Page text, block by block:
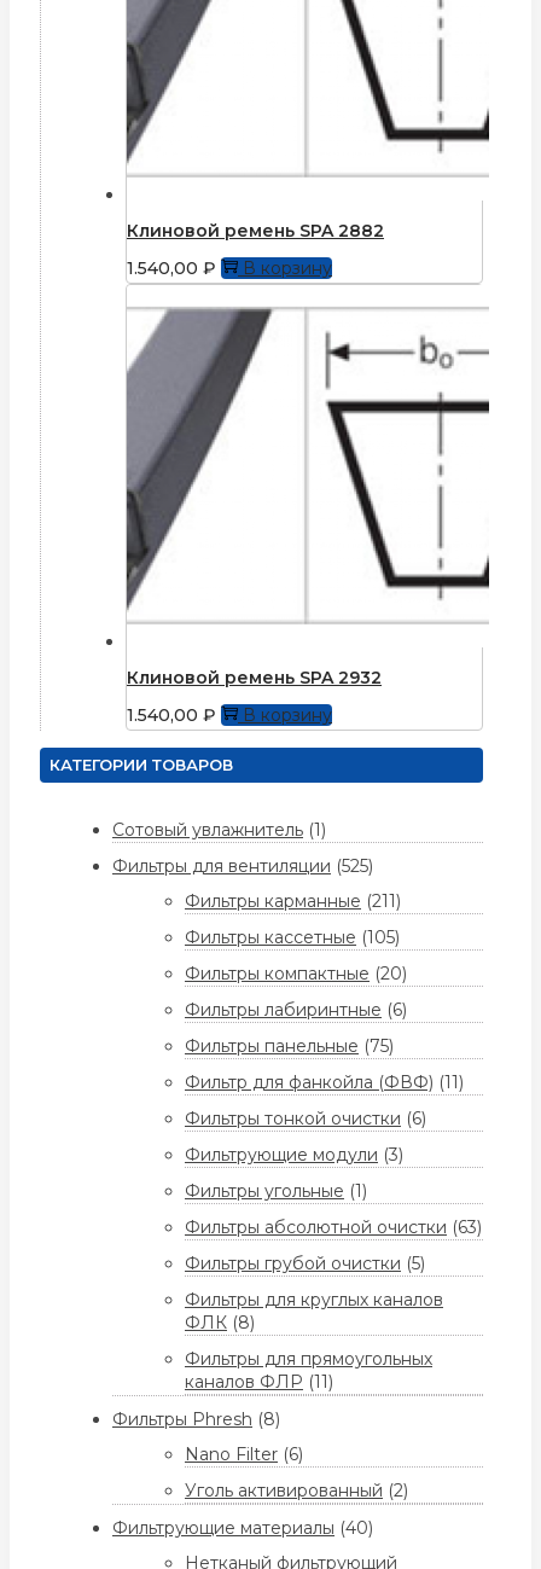
Клиновой ремень SPA 2882
1.540,00 ₽ В корзину
Клиновой ремень SPA 2932
1.540,00 ₽ В корзину
КАТЕГОРИИ ТОВАРОВ
Сотовый увлажнитель (1)
Фильтры для вентиляции (525)
Фильтры карманные (211)
Фильтры кассетные (105)
Фильтры компактные (20)
Фильтры лабиринтные (6)
Фильтры панельные (75)
Фильтр для фанкойла (ФВФ) (11)
Фильтры тонкой очистки (6)
Фильтрующие модули (3)
Фильтры угольные (1)
Фильтры абсолютной очистки (63)
Фильтры грубой очистки (5)
Фильтры для круглых каналов
ФЛК (8)
Фильтры для прямоугольных
каналов ФЛР (11)
Фильтры Phresh (8)
Nano Filter (6)
Уголь активированный (2)
Фильтрующие материалы (40)
Нетканый фильтрующий